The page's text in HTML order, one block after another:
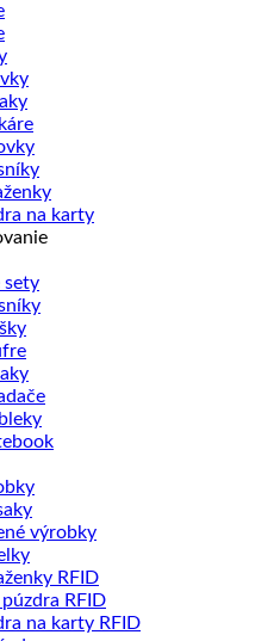
na karty
sety
výrobky
RFID
RFID
na karty RFID